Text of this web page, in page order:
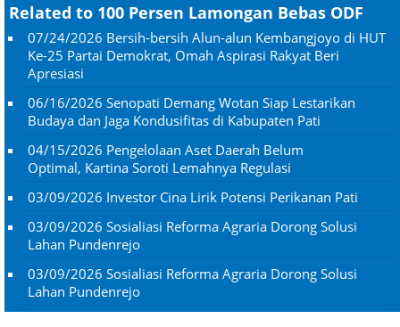
Related to 100 Persen Lamongan Bebas ODF
07/24/2026 Bersih-bersih Alun-alun Kembangjoyo di HUT
Ke-25 Partai Demokrat, Omah Aspirasi Rakyat Beri
Apresiasi
06/16/2026 Senopati Demang Wotan Siap Lestarikan
Budaya dan Jaga Kondusifitas di Kabupaten Pati
04/15/2026 Pengelolaan Aset Daerah Belum
Optimal, Kartina Soroti Lemahnya Regulasi
03/09/2026 Investor Cina Lirik Potensi Perikanan Pati
03/09/2026 Sosialiasi Reforma Agraria Dorong Solusi
Lahan Pundenrejo
03/09/2026 Sosialiasi Reforma Agraria Dorong Solusi
Lahan Pundenrejo